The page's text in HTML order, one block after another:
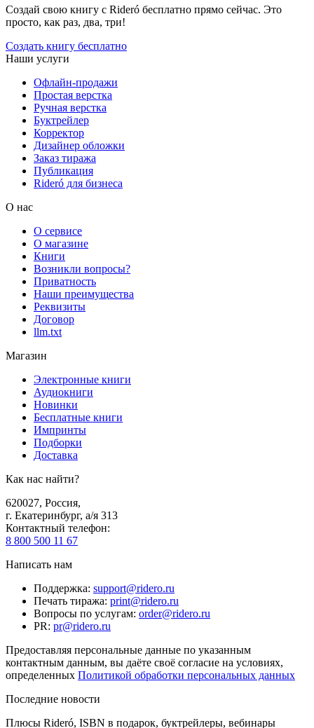
Создай свою книгу с Rideró бесплатно прямо сейчас. Это
просто, как раз, два, три!
Создать книгу бесплатно
Наши услуги
Офлайн-продажи
Простая верстка
Ручная верстка
Буктрейлер
Корректор
Дизайнер обложки
Заказ тиража
Публикация
Rideró для бизнеса
О нас
О сервисе
О магазине
Книги
Возникли вопросы?
Приватность
Наши преимущества
Реквизиты
Договор
llm.txt
Магазин
Электронные книги
Аудиокниги
Новинки
Бесплатные книги
Импринты
Подборки
Доставка
Как нас найти?
620027, Россия,
г. Екатеринбург, а/я 313
Контактный телефон:
8 800 500 11 67
Написать нам
Поддержка: support@ridero.ru
Печать тиража: print@ridero.ru
Вопросы по услугам: order@ridero.ru
PR: pr@ridero.ru
Предоставляя персональные данные по указанным
контактным данным, вы даёте своё согласие на условиях,
определенных Политикой обработки персональных данных
Последние новости
Плюсы Rideró, ISBN в подарок, буктрейлеры, вебинары